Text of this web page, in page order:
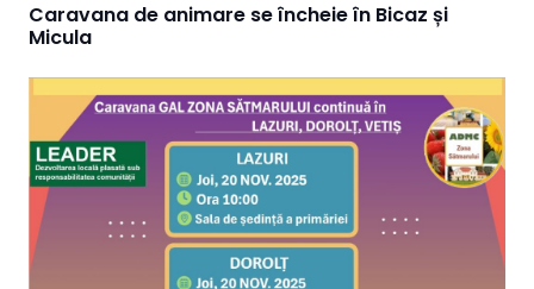
Caravana de animare se încheie în Bicaz și
Micula